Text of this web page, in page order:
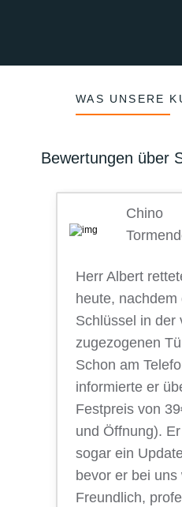
WAS UNSERE
Bewertungen über
Chino
Herr Albert
heute, nachdem
Schlüssel in der
zugezogenen
Schon am
informierte er
Festpreis von
und Öffnung).
sogar ein
bevor er bei uns
Freundlich,